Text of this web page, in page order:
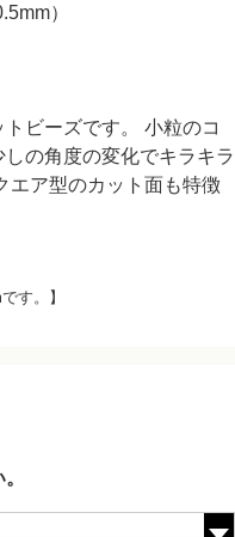
）
ビーズです。 小粒のコ
の角度の変化でキラキラ
エア型のカット面も特徴
す。】